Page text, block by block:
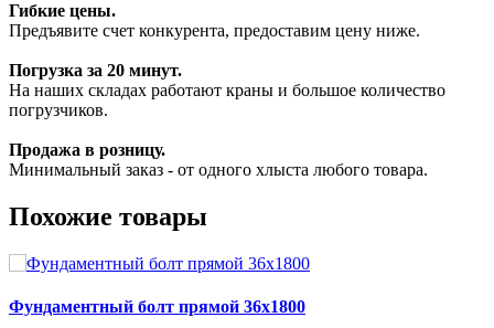
Гибкие цены.
Предъявите счет конкурента, предоставим цену ниже.
Погрузка за 20 минут.
На наших складах работают краны и большое количество
погрузчиков.
Продажа в розницу.
Минимальный заказ - от одного хлыста любого товара.
Похожие товары
Фундаментный болт прямой 36х1800